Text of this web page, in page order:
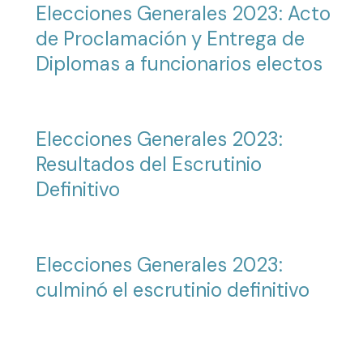
Elecciones Generales 2023: Acto
de Proclamación y Entrega de
Diplomas a funcionarios electos
Elecciones Generales 2023:
Resultados del Escrutinio
Definitivo
Elecciones Generales 2023:
culminó el escrutinio definitivo